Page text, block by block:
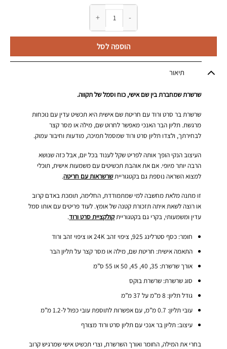
כמות של שרשרת בר סרט ורוד עם חריטת שם אישית
הוספה לסל
תיאור
שרשרת שמחברת בין שם אישי, כוח וסמל של תקווה.
שרשרת בר סרט ורוד עם חריטת שם אישית היא תכשיט עדין עם נוכחות
מרגשת. תליון הבר האנכי מאפשר לחרוט שם, מילה או מסר קצר
לבחירתך, ולצדו תליון סרט ורוד שמסמל תמיכה, מודעות וחיבור עמוק.
העיצוב הנקי הופך אותה לפריט שקל לענוד בכל יום, אבל כזה שנושא
הרבה יותר מיופי. אם את אוהבת תכשיטים עם משמעות אישית, תוכלי
למצוא השראה נוספת גם בקטגורייתשרשראות עם חריטה.
זו מתנה מלאת מחשבה למי שמתמודדת, החלימה, תומכת באדם קרוב
או רוצה לשאת איתה תזכורת קטנה של אומץ. לעוד פריטים עם אותו סמל
עדין ומשמעותי, בקרי גם בקטגורייתקולקציית סרט ורוד.
חומר: כסף סטרלינג 925, ציפוי זהב 24K או ציפוי זהב ורוד
התאמה אישית: חריטת שם, מילה או מסר קצר על תליון הבר
אורך שרשרת: 35, 40, 45, 50 או 55 ס”מ
סוג שרשרת: שרשרת בוקס
גודל תליון: 8 מ”מ על 37 מ”מ
עובי תליון: 0.7 מ”מ, עם אפשרות לתוספת עובי כפול ל-1.2 מ”מ
עיצוב: תליון בר אנכי עם תליון סרט ורוד מצורף
בחרי את המילה, החומר ואורך השרשרת, וצרי תכשיט אישי שמרגיש קרוב